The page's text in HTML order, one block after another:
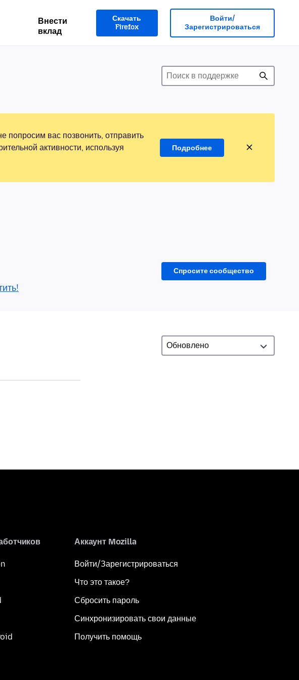
Внести
вклад
Скачать
Firefox
Войти/
Зарегистрироваться
попросим вас позвонить, отправить
активности, используя
Подробнее
Спросите сообщество
Аккаунт Mozilla
Войти/Зарегистрироваться
Что это такое?
Сбросить пароль
Синхронизировать свои данные
Получить помощь